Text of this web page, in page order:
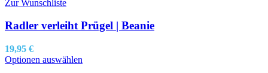
Zur Wunschliste
Radler verleiht Prügel | Beanie
19,95 €
Optionen auswählen